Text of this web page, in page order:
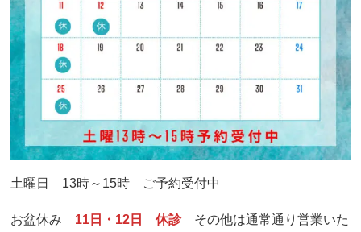
土曜日 13時～15時 ご予約受付中
お盆休み 11日・12日 休診その他は通常通り営業いた